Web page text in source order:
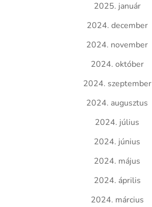
2025. január
2024. december
2024. november
2024. október
2024. szeptember
2024. augusztus
2024. július
2024. június
2024. május
2024. április
2024. március